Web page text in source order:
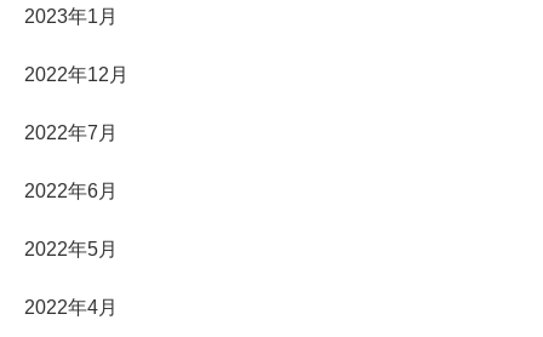
2023年1月
2022年12月
2022年7月
2022年6月
2022年5月
2022年4月